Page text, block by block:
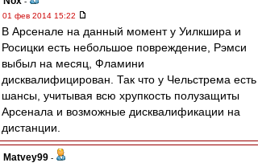
01 фев 2014 15:22
В Арсенале на данный момент у Уилкшира и
Росицки есть небольшое повреждение, Рэмси
выбыл на месяц, Фламини
дисквалифицирован. Так что у Чельстрема есть
шансы, учитывая всю хрупкость полузащиты
Арсенала и возможные дисквалификации на
дистанции.
Matvey99 -